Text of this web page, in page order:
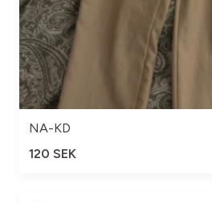
NA-KD
120 SEK